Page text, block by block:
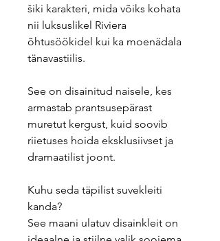
šiki karakteri, mida võiks kohata
nii luksuslikel Riviera
õhtusöökidel kui ka moenädala
tänavastiilis.
See on disainitud naisele, kes
armastab prantsusepärast
muretut kergust, kuid soovib
riietuses hoida eksklusiivset ja
dramaatilist joont.
Kuhu seda täpilist suvekleiti
kanda?
See maani ulatuv disainkleit on